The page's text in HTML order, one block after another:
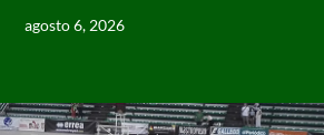
agosto 6, 2026